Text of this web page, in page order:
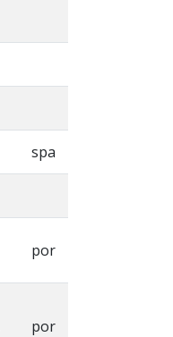
spa
por
por